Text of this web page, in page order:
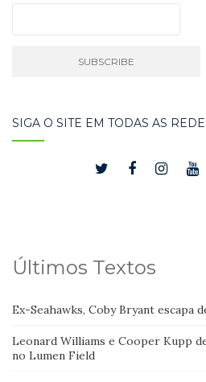
SIGA O SITE EM TODAS AS
Últimos Textos
Ex-Seahawks, Coby Bryant escapa
Leonard Williams e Cooper Kupp
no Lumen Field